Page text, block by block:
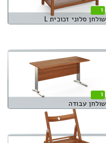
1
שולחן סלוני זכוכית L
1
שולחן עבודה